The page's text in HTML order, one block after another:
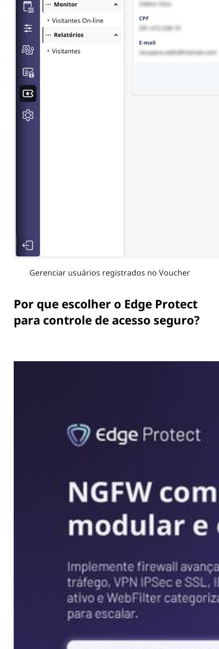
Gerenciar usuários registrados no Voucher
Por que escolher o Edge Protect
para controle de acesso seguro?